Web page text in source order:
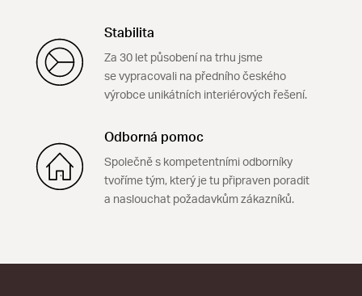
Stabilita
Za 30 let působení na trhu jsme
se vypracovali na předního českého
výrobce unikátních interiérových řešení.
Odborná pomoc
Společně s kompetentními odborníky
tvoříme tým, který je tu připraven poradit
a naslouchat požadavkům zákazníků.